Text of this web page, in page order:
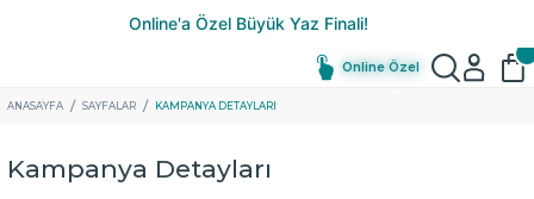
Online Özel
ANASAYFA SAYFALAR KAMPANYA DETAYLARI
Kampanya Detayları